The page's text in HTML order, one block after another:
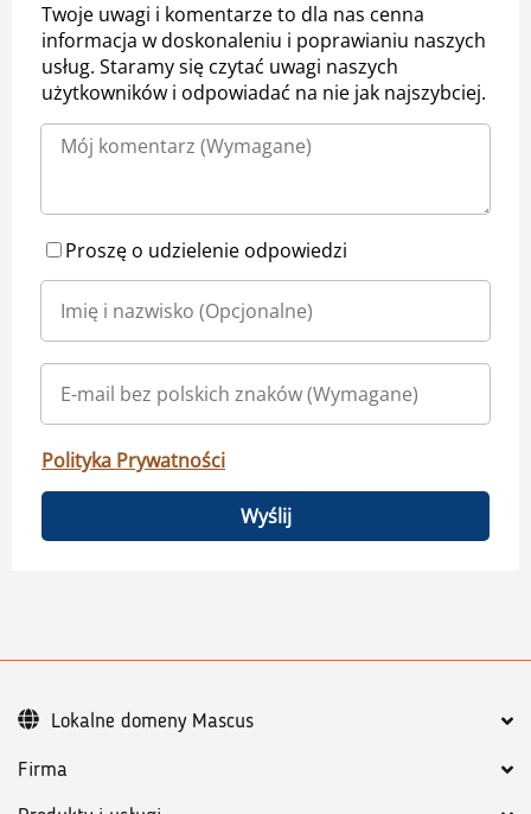
Twoje uwagi i komentarze to dla nas cenna
informacja w doskonaleniu i poprawianiu naszych
usług. Staramy się czytać uwagi naszych
użytkowników i odpowiadać na nie jak najszybciej.
Proszę o udzielenie odpowiedzi
Polityka Prywatności
Wyślij
Firma
Lokalne domeny Mascus